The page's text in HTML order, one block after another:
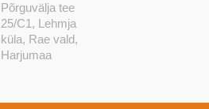
Põrguvälja tee
25/C1, Lehmja
küla, Rae vald,
Harjumaa